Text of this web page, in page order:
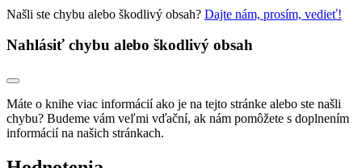
Našli ste chybu alebo škodlivý obsah? Dajte nám, prosím, vedieť!
Nahlásiť chybu alebo škodlivý obsah
Máte o knihe viac informácií ako je na tejto stránke alebo ste našli
chybu? Budeme vám veľmi vďační, ak nám pomôžete s doplnením
informácií na našich stránkach.